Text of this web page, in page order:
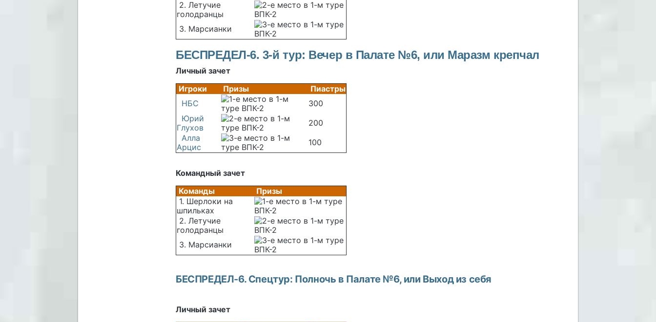
2. Летучие
голодранцы
3. Марсианки
БЕСПРЕДЕЛ-6. 3-й тур: Вечер в Палате №6, или Маразм крепчал
Личный зачет
Игроки
Призы
Пиастры
НБС
300
Юрий
Глухов
200
Алла
Арцис
100
Командный зачет
Команды
Призы
1. Шерлоки на
шпильках
2. Летучие
голодранцы
3. Марсианки
БЕСПРЕДЕЛ-6. Спецтур: Полночь в Палате №6, или Выход из себя
Личный зачет